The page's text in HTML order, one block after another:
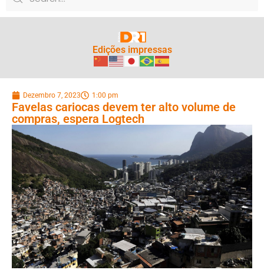
Edições impressas
Dezembro 7, 2023 1:00 pm
Favelas cariocas devem ter alto volume de
compras, espera Logtech